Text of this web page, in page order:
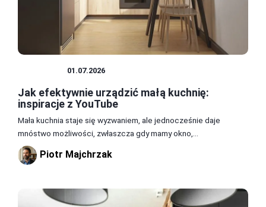
01.07.2026
Jak efektywnie urządzić małą kuchnię:
inspiracje z YouTube
Mała kuchnia staje się wyzwaniem, ale jednocześnie daje
mnóstwo możliwości, zwłaszcza gdy mamy okno,...
Piotr Majchrzak